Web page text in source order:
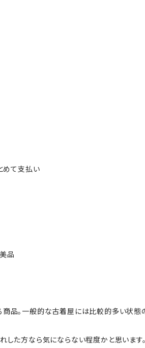
めて支払い
品
品。一般的な古着屋には比較的多い状態
した方なら気にならない程度かと思います。